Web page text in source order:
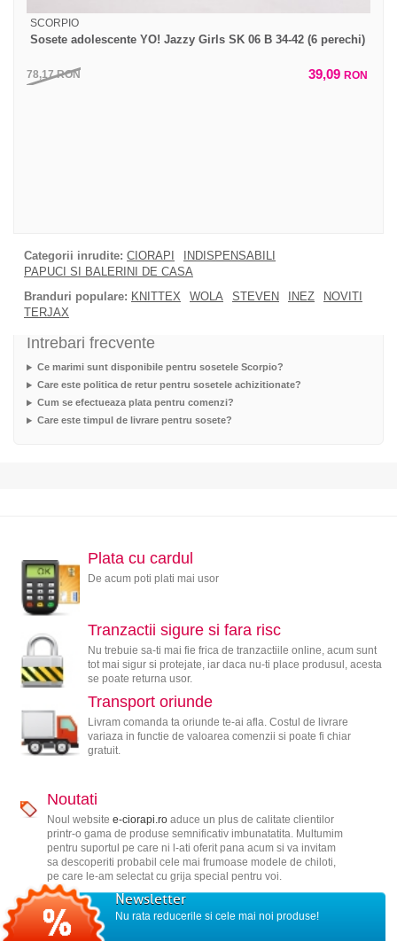
SCORPIO
Sosete adolescente YO! Jazzy Girls SK 06 B 34-42 (6 perechi)
78,17RON 39,09 RON
Categorii inrudite: CIORAPI
INDISPENSABILI
PAPUCI SI BALERINI DE CASA
Branduri populare: KNITTEX WOLA STEVEN INEZ
NOVITI
TERJAX
Intrebari frecvente
Ce marimi sunt disponibile pentru sosetele Scorpio?
Care este politica de retur pentru sosetele achizitionate?
Cum se efectueaza plata pentru comenzi?
Care este timpul de livrare pentru sosete?
Plata cu cardul
De acum poti plati mai usor
Tranzactii sigure si fara risc
Nu trebuie sa-ti mai fie frica de tranzactiile online, acum sunt
tot mai sigur si protejate, iar daca nu-ti place produsul, acesta
se poate returna usor.
Transport oriunde
Livram comanda ta oriunde te-ai afla. Costul de livrare
variaza in functie de valoarea comenzii si poate fi chiar
gratuit.
Noutati
Noul website e-ciorapi.roaduce un plus de calitate clientilor
printr-o gama de produse semnificativ imbunatatita. Multumim
pentru suportul pe care ni l-ati oferit pana acum si va invitam
sa descoperiti probabil cele mai frumoase modele de chiloti,
pe care le-am selectat cu grija special pentru voi.
Newsletter
Nu rata reducerile si cele mai noi produse!